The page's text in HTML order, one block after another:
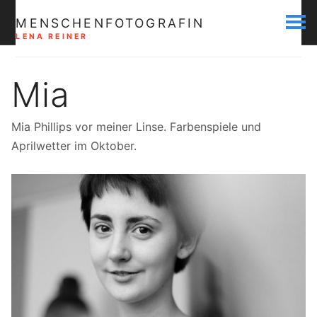
MENSCHENFOTOGRAFIN
LENA REINER
Mia
Mia Phillips vor meiner Linse. Farbenspiele und
Aprilwetter im Oktober.